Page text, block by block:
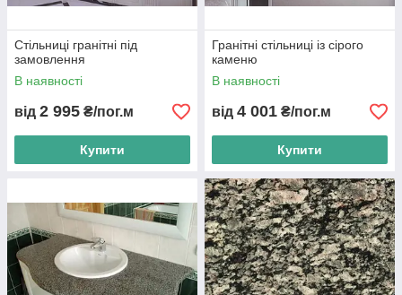
Стільниці гранітні під
замовлення
В наявності
від 2 995 ₴/пог.м
Купити
Гранітні стільниці із сірого
каменю
В наявності
від 4 001 ₴/пог.м
Купити